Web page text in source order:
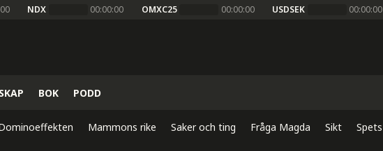
NDX 00:00:00 OMXC25 00:00:00 USDSEK 00:00:00
BOK PODD
Mammons rike Saker och ting Fråga Magda Sikt Spets